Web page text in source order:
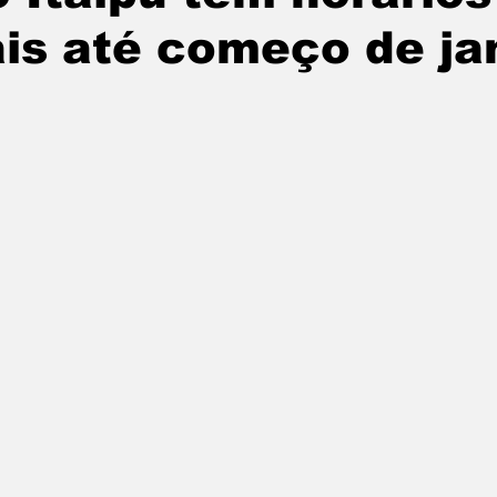
Paraguai Argentina noticias
até começo de